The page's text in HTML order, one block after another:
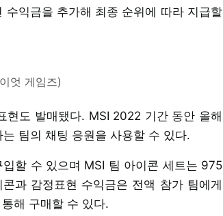
익금을 추가해 최종 순위에 따라 지급할
엇 게임즈)
현도 발매됐다. MSI 2022 기간 동안 올해
팀의 채팅 응원을 사용할 수 있다.
할 수 있으며 MSI 팀 아이콘 세트는 975
과 감정표현 수익금은 전액 참가 팀에게
해 구매할 수 있다.